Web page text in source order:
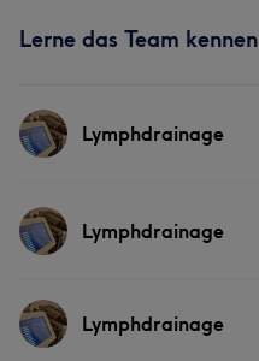
Lerne das Team kennen
Lymphdrainage
Services
Lymphdrainage
ServicesLymphdrainage